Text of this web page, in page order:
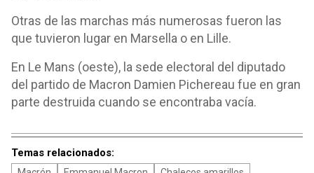
Otras de las marchas más numerosas fueron las
que tuvieron lugar en Marsella o en Lille.
En Le Mans (oeste), la sede electoral del diputado
del partido de Macron Damien Pichereau fue en gran
parte destruida cuando se encontraba vacía.
Temas relacionados: